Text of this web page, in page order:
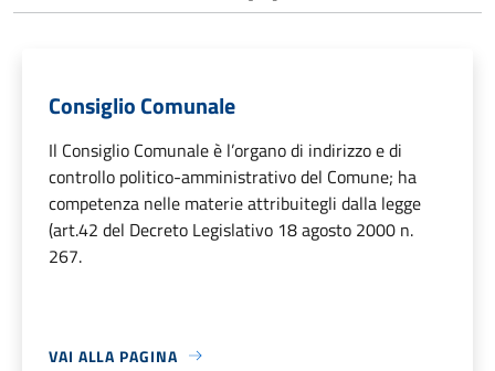
Consiglio Comunale
Il Consiglio Comunale è l’organo di indirizzo e di
controllo politico-amministrativo del Comune; ha
competenza nelle materie attribuitegli dalla legge
(art.42 del Decreto Legislativo 18 agosto 2000 n.
267.
VAI ALLA PAGINA